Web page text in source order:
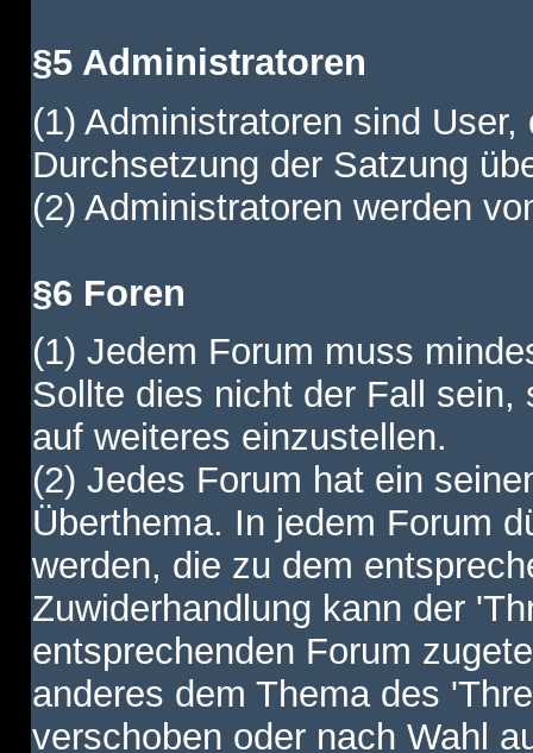
§5 Administratoren
(1) Administratoren sind
Durchsetzung der Satzung
(2) Administratoren werden
§6 Foren
(1) Jedem Forum muss
Sollte dies nicht der Fall
auf weiteres einzustellen.
(2) Jedes Forum hat ein
Überthema. In jedem Forum
werden, die zu dem
Zuwiderhandlung kann der
entsprechenden Forum
anderes dem Thema des
verschoben oder nach Wahl